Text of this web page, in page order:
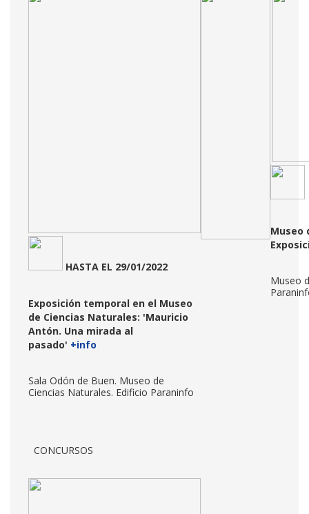
HASTA EL 29/01/2022
Exposición temporal en el Museo
de Ciencias Naturales: 'Mauricio
Antón. Una mirada al
pasado' +info
Sala Odón de Buen. Museo de
Ciencias Naturales. Edificio Paraninfo
Museo
Museo
CONCURSOS